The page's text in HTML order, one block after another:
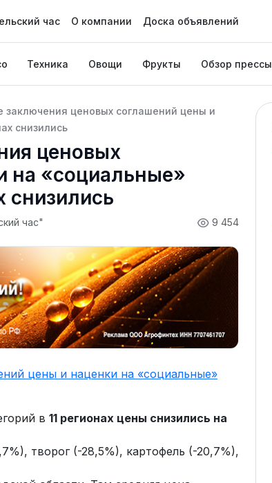
час О компании Доска объявлений
Техника Овощи Фрукты Обзор прессы
заключения ценовых соглашений цены и
снизились
ценовых
на «социальные»
снизились
9 454
час"
цены и наценки на «социальные»
в 11 регионах цены снизились на
творог (-28,5%), картофель (-20,7%),